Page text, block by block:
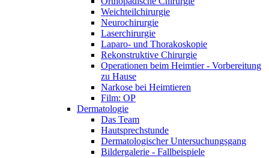
Weichteilchirurgie
Neurochirurgie
Laserchirurgie
Laparo- und Thorakoskopie
Rekonstruktive Chirurgie
Operationen beim Heimtier - Vorbereitung
zu Hause
Narkose bei Heimtieren
Film: OP
Dermatologie
Das Team
Hautsprechstunde
Dermatologischer Untersuchungsgang
Bildergalerie - Fallbeispiele